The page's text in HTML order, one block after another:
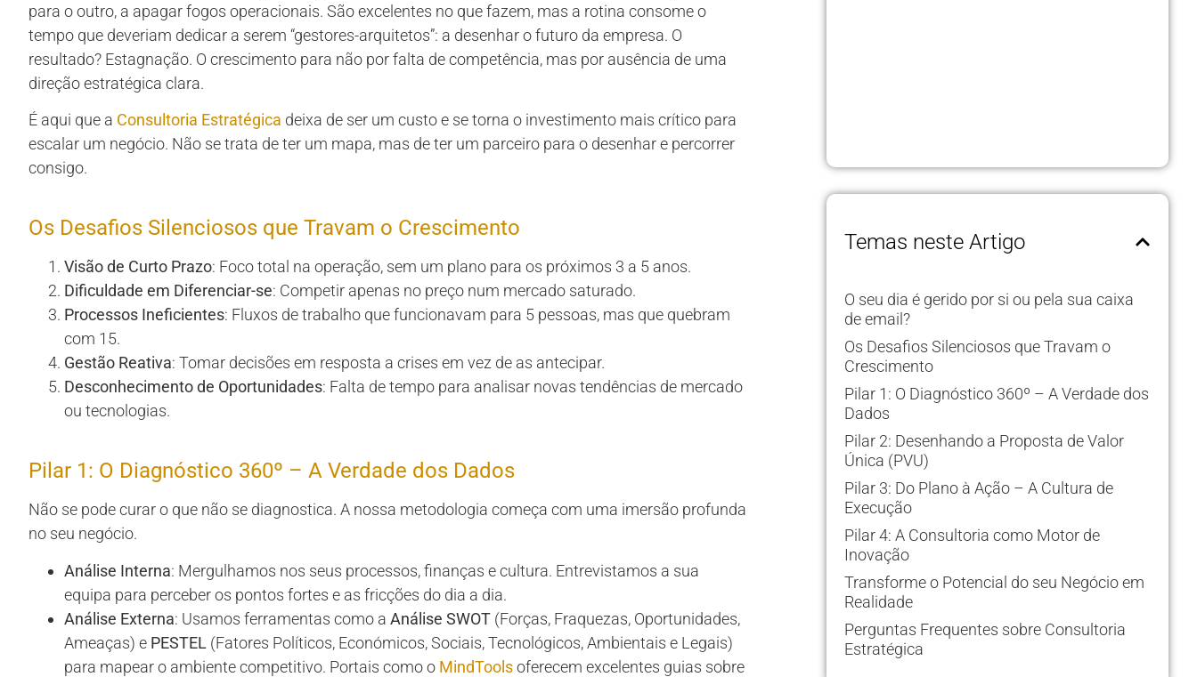
para o outro, a apagar fogos operacionais. São excelentes no que fazem, mas a rotina consome o
tempo que deveriam dedicar a serem “gestores-arquitetos”: a desenhar o futuro da empresa. O
resultado? Estagnação. O crescimento para não por falta de competência, mas por ausência de uma
direção estratégica clara.
É aqui que a Consultoria Estratégica deixa de ser um custo e se torna o investimento mais crítico para
escalar um negócio. Não se trata de ter um mapa, mas de ter um parceiro para o desenhar e percorrer
consigo.
Os Desafios Silenciosos que Travam o Crescimento
Visão de Curto Prazo: Foco total na operação, sem um plano para os próximos 3 a 5 anos.
Dificuldade em Diferenciar-se: Competir apenas no preço num mercado saturado.
Processos Ineficientes: Fluxos de trabalho que funcionavam para 5 pessoas, mas que quebram
com 15.
Gestão Reativa: Tomar decisões em resposta a crises em vez de as antecipar.
Desconhecimento de Oportunidades: Falta de tempo para analisar novas tendências de mercado
ou tecnologias.
Pilar 1: O Diagnóstico 360º – A Verdade dos Dados
Não se pode curar o que não se diagnostica. A nossa metodologia começa com uma imersão profunda
no seu negócio.
Análise Interna: Mergulhamos nos seus processos, finanças e cultura. Entrevistamos a sua
equipa para perceber os pontos fortes e as fricções do dia a dia.
Análise Externa: Usamos ferramentas como a Análise SWOT (Forças, Fraquezas, Oportunidades,
Ameaças) e PESTEL (Fatores Políticos, Económicos, Sociais, Tecnológicos, Ambientais e Legais)
para mapear o ambiente competitivo. Portais como o MindToolsoferecem excelentes guias sobre
Temas neste Artigo
O seu dia é gerido por si ou pela sua caixa
de email?
Os Desafios Silenciosos que Travam o
Crescimento
Pilar 1: O Diagnóstico 360º – A Verdade dos
Dados
Pilar 2: Desenhando a Proposta de Valor
Única (PVU)
Pilar 3: Do Plano à Ação – A Cultura de
Execução
Pilar 4: A Consultoria como Motor de
Inovação
Transforme o Potencial do seu Negócio em
Realidade
Perguntas Frequentes sobre Consultoria
Estratégica